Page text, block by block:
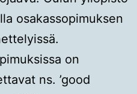
osakassopimuksen
on
ns. ’good